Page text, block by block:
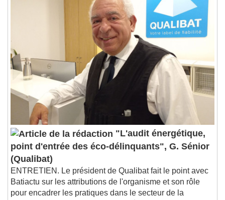
Descriptions
descriptions off
, selected
Subtitles
subtitles settings
, opens subtitles
settings dialog
subtitles off, selected
Picture-in-Picture
This is a modal window.
Beginning of dialog window. Escape will cancel
and close the window.
"L'audit énergétique,
point d'entrée des éco-délinquants", G. Sénior
(Qualibat)
ENTRETIEN. Le président de Qualibat fait le point avec
Batiactu sur les attributions de l'organisme et son rôle
pour encadrer les pratiques dans le secteur de la